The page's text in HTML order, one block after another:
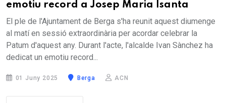
emotiu record a Josep Maria Isanta
El ple de l'Ajuntament de Berga s'ha reunit aquest diumenge
al matí en sessió extraordinària per acordar celebrar la
Patum d'aquest any. Durant l'acte, l'alcalde Ivan Sànchez ha
dedicat un emotiu record...
01 Juny 2025 Berga ACN